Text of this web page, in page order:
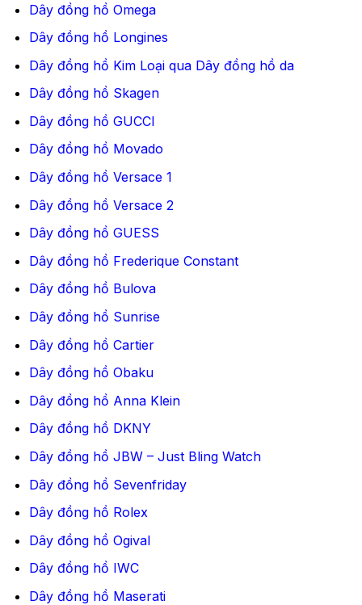
Dây đồng hồ Omega
Dây đồng hồ Longines
Dây đồng hồ Kim Loại qua Dây đồng hồ da
Dây đồng hồ Skagen
Dây đồng hồ GUCCI
Dây đồng hồ Movado
Dây đồng hồ Versace 1
Dây đồng hồ Versace 2
Dây đồng hồ GUESS
Dây đồng hồ Frederique Constant
Dây đồng hồ Bulova
Dây đồng hồ Sunrise
Dây đồng hồ Cartier
Dây đồng hồ Obaku
Dây đồng hồ Anna Klein
Dây đồng hồ DKNY
Dây đồng hồ JBW – Just Bling Watch
Dây đồng hồ Sevenfriday
Dây đồng hồ Rolex
Dây đồng hồ Ogival
Dây đồng hồ IWC
Dây đồng hồ Maserati